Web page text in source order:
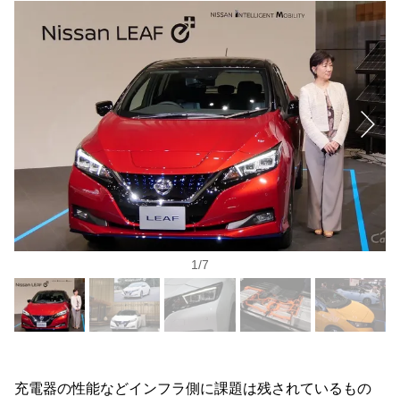
1/7
充電器の性能などインフラ側に課題は残されているもの